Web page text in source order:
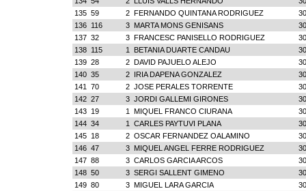
135 59 2 FERNANDO QUINTANA RODRIGUEZ
136 116 3 MARTA MONS GENISANS
137 32 3 FRANCESC PANISELLO RODRIGUEZ
138 115 1 BETANIA DUARTE CANDAU
139 28 2 DAVID PAJUELO ALEJO
140 35 2 IRIA DAPENA GONZALEZ
141
70 2 JOSE PERALES TORRENTE
142 27 3 JORDI GALLEMI GIRONES
143 19 1 MIQUEL FRANCO CIURANA
144 34 1 CARLES PAYTUVI PLANA
145 18 2 OSCAR FERNANDEZ OALAMINO
146 47 3 MIQUEL ANGEL FERRE RODRIGUEZ
147 88 3 CARLOS GARCIA ARCOS
148 50 3 SERGI SALLENT GIMENO
149 80 3 MIGUEL LARA GARCIA